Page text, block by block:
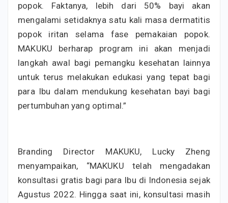
popok. Faktanya, lebih dari 50% bayi akan
mengalami setidaknya satu kali masa dermatitis
popok iritan selama fase pemakaian popok.
MAKUKU berharap program ini akan menjadi
langkah awal bagi pemangku kesehatan lainnya
untuk terus melakukan edukasi yang tepat bagi
para Ibu dalam mendukung kesehatan bayi bagi
pertumbuhan yang optimal.”
Branding Director MAKUKU, Lucky Zheng
menyampaikan, “MAKUKU telah mengadakan
konsultasi gratis bagi para Ibu di Indonesia sejak
Agustus 2022. Hingga saat ini, konsultasi masih